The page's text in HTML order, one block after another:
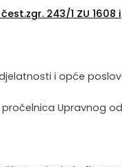
243/1 ZU 1608 i
i opće
pročelnica Upravnog